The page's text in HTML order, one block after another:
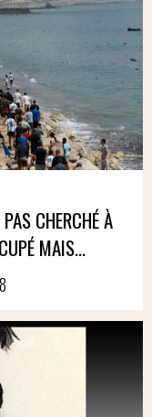
CHERCHÉ À
MAIS...